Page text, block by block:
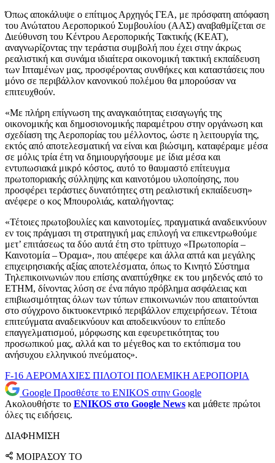
Όπως αποκάλυψε ο επίτιμος Αρχηγός ΓΕΑ, με πρόσφατη απόφαση
του Ανώτατου Αεροπορικού Συμβουλίου (ΑΑΣ) αναβαθμίζεται σε
Διεύθυνση του Κέντρου Αεροπορικής Τακτικής (ΚΕΑΤ),
αναγνωρίζοντας την τεράστια συμβολή που έχει στην άκρως
ρεαλιστική και συνάμα ιδιαίτερα οικονομική τακτική εκπαίδευση
των Ιπταμένων μας, προσφέροντας συνθήκες και καταστάσεις που
μόνο σε περιβάλλον κανονικού πολέμου θα μπορούσαν να
επιτευχθούν.
«Με πλήρη επίγνωση της αναγκαιότητας εισαγωγής της
οικονομικής και δημοσιονομικής παραμέτρου στην οργάνωση και
σχεδίαση της Αεροπορίας του μέλλοντος, ώστε η λειτουργία της,
εκτός από αποτελεσματική να είναι και βιώσιμη, καταφέραμε μέσα
σε μόλις τρία έτη να δημιουργήσουμε με ίδια μέσα και
εντυπωσιακά μικρό κόστος, αυτό το θαυμαστό επίτευγμα
πρωτοποριακής σύλληψης και καινοτόμου υλοποίησης, που
προσφέρει τεράστιες δυνατότητες στη ρεαλιστική εκπαίδευση»
ανέφερε ο κος Μπουρολιάς, καταλήγοντας:
«Τέτοιες πρωτοβουλίες και καινοτομίες, πραγματικά αναδεικνύουν
εν τοις πράγμασι τη στρατηγική μας επιλογή να επικεντρωθούμε
μετ’ επιτάσεως τα δύο αυτά έτη στο τρίπτυχο «Πρωτοπορία –
Καινοτομία – Όραμα», που απέφερε και άλλα απτά και μεγάλης
επιχειρησιακής αξίας αποτελέσματα, όπως το Κινητό Σύστημα
Τηλεπικοινωνιών που επίσης αναπτύχθηκε εκ του μηδενός από το
ΕΤΗΜ, δίνοντας λύση σε ένα πάγιο πρόβλημα ασφάλειας και
επιβιωσιμότητας όλων των τύπων επικοινωνιών που απαιτούνται
στο σύγχρονο δικτυοκεντρικό περιβάλλον επιχειρήσεων. Τέτοια
επιτεύγματα αναδεικνύουν και αποδεικνύουν το επίπεδο
επαγγελματισμού, μόρφωσης και εφευρετικότητας του
προσωπικού μας, αλλά και το μέγεθος και το εκτόπισμα του
ανήσυχου ελληνικού πνεύματος».
F-16 ΑΕΡΟΜΑΧΙΕΣ ΠΙΛΟΤΟΙ ΠΟΛΕΜΙΚΗ ΑΕΡΟΠΟΡΙΑ
Google Προσθέστε το ENIKOS στην Google
Ακολουθήστε το ENIKOS στο Google News και μάθετε πρώτοι
όλες τις ειδήσεις.
ΔΙΑΦΗΜΙΣΗ
ΜΟΙΡΑΣΟΥ ΤΟ